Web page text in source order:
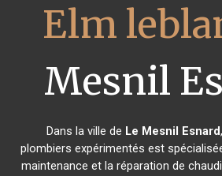
Elm
Mesnil
Dans la ville de Le Mesnil Esnard
plombiers expérimentés est
maintenance et la réparation de